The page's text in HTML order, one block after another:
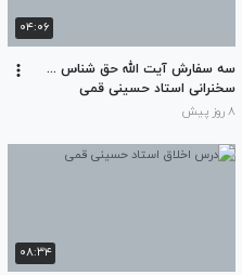
۰۴:۰۶
سه سفارش آیت الله حق شناس ...
سخنرانی استاد حسینی قمی
۸ روز پیش
۰۸:۳۴